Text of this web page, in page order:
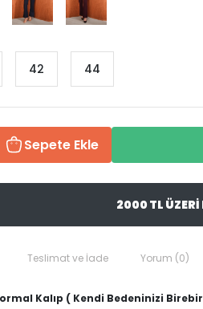
42 44
Sepete Ekle
2000 TL
Teslimat ve İade Yorum (0)
Kalıp ( Kendi Bedeninizi